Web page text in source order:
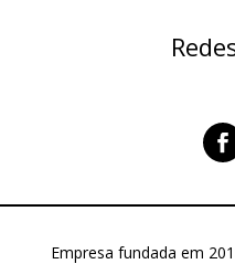
Empresa fundada em